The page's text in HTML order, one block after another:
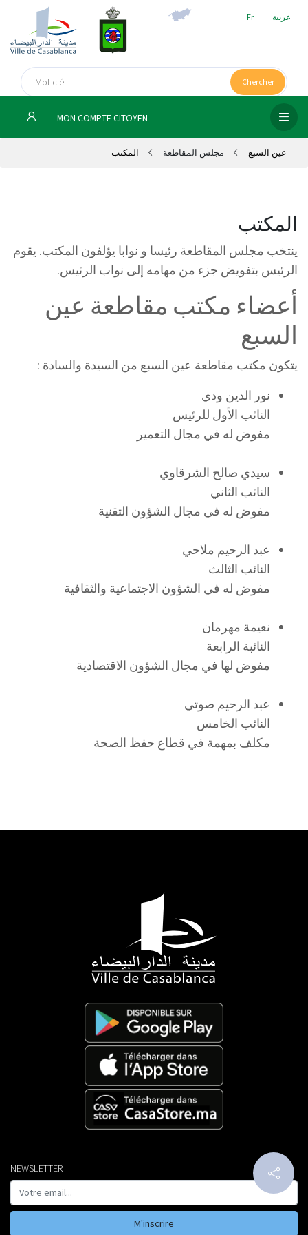
Fr عربية
Chercher
MON COMPTE CITOYEN
عين السبع مجلس المقاطعة المكتب
المكتب
ينتخب مجلس المقاطعة رئيسا و نوابا يؤلفون المكتب. ﯾﻘﻮم
اﻟﺮﺋﯿﺲ ﺑﺘﻔﻮﯾﺾ ﺟﺰء ﻣﻦ ﻣﻬﺎﻣﻪ إﻟﻰ ﻧﻮاب اﻟﺮﺋﯿﺲ.
أعضاء مكتب مقاطعة عين
السبع
يتكون مكتب مقاطعة عين السبع من السيدة والسادة :
نور الدين ودي
النائب الأول للرئيس
مفوض له في مجال التعمير
سيدي صالح الشرقاوي
النائب الثاني
مفوض له في مجال الشؤون التقنية
عبد الرحيم ملاحي
النائب الثالث
مفوض له في الشؤون الاجتماعية والثقافية
نعيمة مهرمان
النائبة الرابعة
مفوض لها في مجال الشؤون الاقتصادية
عبد الرحيم صوتي
النائب الخامس
مكلف بمهمة في قطاع حفظ الصحة
NEWSLETTER
M'inscrire